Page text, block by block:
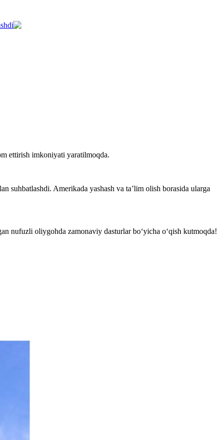
ettirish imkoniyati yaratilmoqda.
suhbatlashdi. Amerikada yashash va taʼlim olish borasida ularga
nufuzli oliygohda zamonaviy dasturlar bo‘yicha o‘qish kutmoqda!